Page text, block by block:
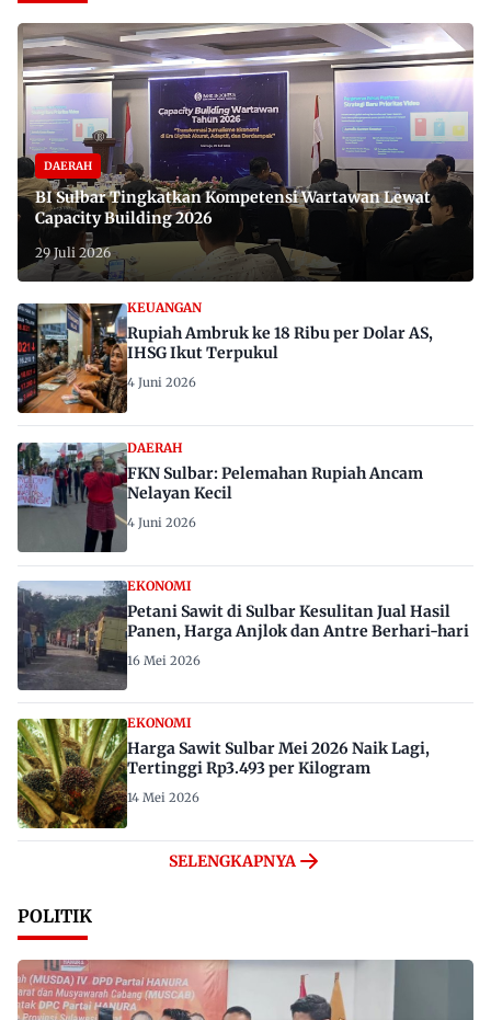
DAERAH
BI Sulbar Tingkatkan Kompetensi Wartawan Lewat
Capacity Building 2026
29 Juli 2026
KEUANGAN
Rupiah Ambruk ke 18 Ribu per Dolar AS,
IHSG Ikut Terpukul
4 Juni 2026
DAERAH
FKN Sulbar: Pelemahan Rupiah Ancam
Nelayan Kecil
4 Juni 2026
EKONOMI
Petani Sawit di Sulbar Kesulitan Jual Hasil
Panen, Harga Anjlok dan Antre Berhari-hari
16 Mei 2026
EKONOMI
Harga Sawit Sulbar Mei 2026 Naik Lagi,
Tertinggi Rp3.493 per Kilogram
14 Mei 2026
SELENGKAPNYA
POLITIK